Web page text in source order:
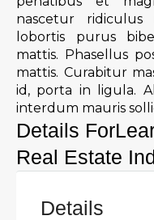
nascetur
lobortis purus
mattis. Phasellus
mattis. Curabitur
id, porta in ligula.
interdum mauris
Details
Real Estate
Details